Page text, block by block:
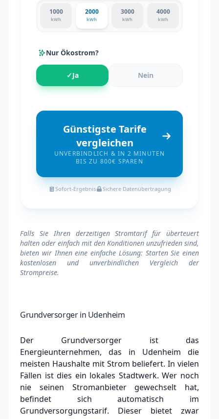
1000
kWh
2000
kWh
3000
kWh
4000
kWh
Nur Ökostrom?
✓Ja Nein
Günstigste Tarife
vergleichen
UNVERBINDLICH & IN 2 MINUTEN
BIS ZU 800€ SPAREN
Sofort-Ergebnis Sichere Datenübertragung
Falls Sie Ihren derzeitigen Stromtarif für überteuert
halten oder einfach mit den Konditionen unzufrieden sind,
bieten wir Ihnen eine einfache Lösung: Starten Sie einen
kostenlosen und unverbindlichen Vergleich der
Strompreise.
Grundversorger in Udenheim
Der Grundversorger ist das
Energieunternehmen, das in Udenheim die
meisten Haushalte mit Strom beliefert. In vielen
Fällen ist dies ein lokales Stadtwerk.Wer noch
nie seinen Stromanbieter gewechselt hat,
befindet sich automatisch im
Grundversorgungstarif. Dieser bietet zwar